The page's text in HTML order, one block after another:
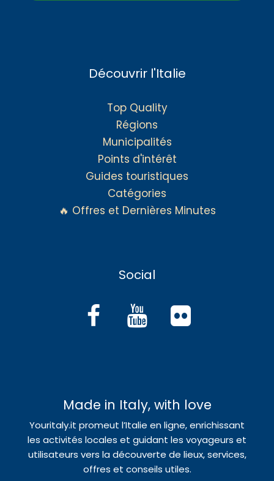
Découvrir l'Italie
Top Quality
Régions
Municipalités
Points d'intérêt
Guides touristiques
Catégories
🔥 Offres et Dernières Minutes
Social
Made in Italy, with love
Youritaly.it promeut l’Italie en ligne, enrichissant
les activités locales et guidant les voyageurs et
utilisateurs vers la découverte de lieux, services,
offres et conseils utiles.